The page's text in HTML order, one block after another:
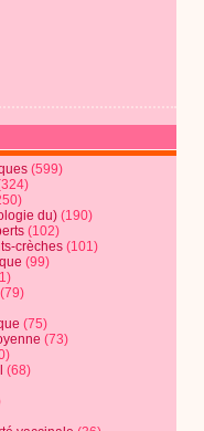
(599)
du) (190)
(102)
crèches (101)
(99)
(79)
(75)
(73)
(68)